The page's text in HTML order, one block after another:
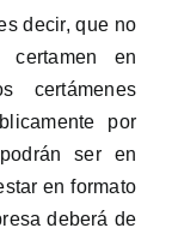
decir, que no
certamen en
certámenes
por
ser en
en formato
deberá de